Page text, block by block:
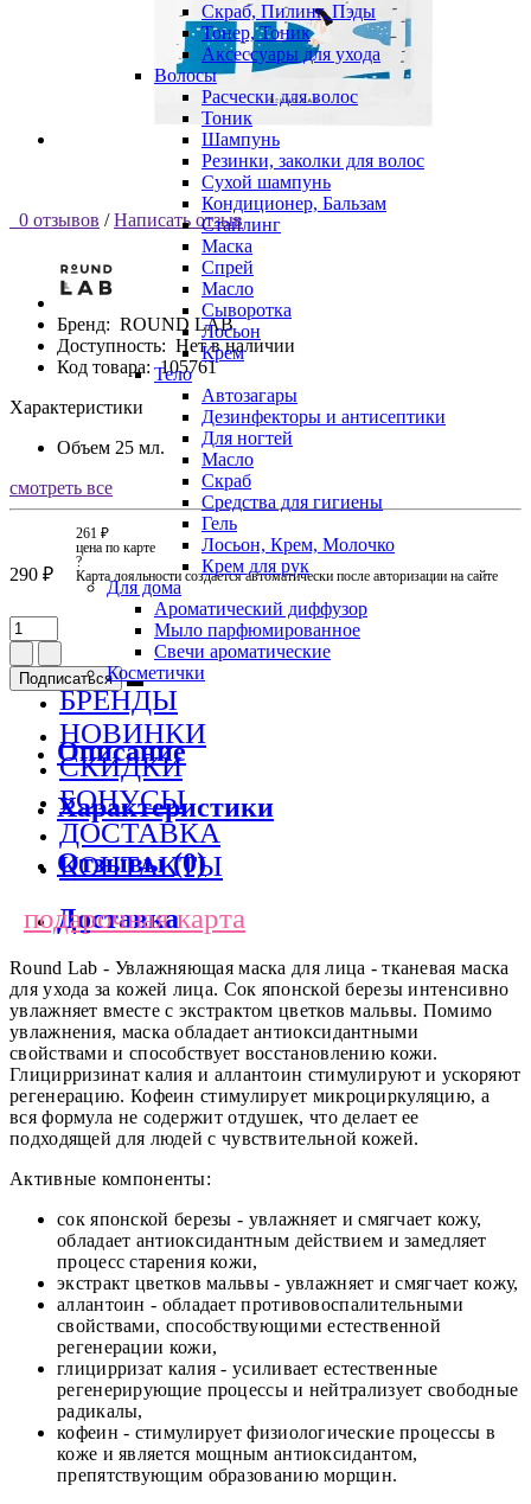
Скраб, Пилинг, Пэды
Тонер, Тоник
Аксессуары для ухода
Волосы
Расчески для волос
Тоник
Шампунь
Резинки, заколки для волос
Сухой шампунь
Кондиционер, Бальзам
Стайлинг
Маска
Спрей
Масло
Сыворотка
Лосьон
Крем
Тело
Автозагары
Дезинфекторы и антисептики
Для ногтей
Масло
Скраб
Средства для гигиены
Гель
Лосьон, Крем, Молочко
Крем для рук
Для дома
Ароматический диффузор
Мыло парфюмированное
Свечи ароматические
Косметички
БРЕНДЫ
НОВИНКИ
СКИДКИ
БОНУСЫ
ДОСТАВКА
КОНТАКТЫ
подарочная карта
0 отзывов / Написать отзыв
Бренд: ROUND LAB
Доступность: Нет в наличии
Код товара: 105761
Характеристики
Объем 25 мл.
смотреть все
290 ₽
261 ₽
цена по карте
?
Карта лояльности создается автоматически после авторизации на сайте
Подписаться
Описание
Характеристики
Отзывы (0)
Доставка
Round Lab - Увлажняющая маска для лица - тканевая маска
для ухода за кожей лица. Сок японской березы интенсивно
увлажняет вместе с экстрактом цветков мальвы. Помимо
увлажнения, маска обладает антиоксидантными
свойствами и способствует восстановлению кожи.
Глицирризинат калия и аллантоин стимулируют и ускоряют
регенерацию. Кофеин стимулирует микроциркуляцию, а
вся формула не содержит отдушек, что делает ее
подходящей для людей с чувствительной кожей.
Активные компоненты:
сок японской березы - увлажняет и смягчает кожу,
обладает антиоксидантным действием и замедляет
процесс старения кожи,
экстракт цветков мальвы - увлажняет и смягчает кожу,
аллантоин - обладает противовоспалительными
свойствами, способствующими естественной
регенерации кожи,
глицирризат калия - усиливает естественные
регенерирующие процессы и нейтрализует свободные
радикалы,
кофеин - стимулирует физиологические процессы в
коже и является мощным антиоксидантом,
препятствующим образованию морщин.